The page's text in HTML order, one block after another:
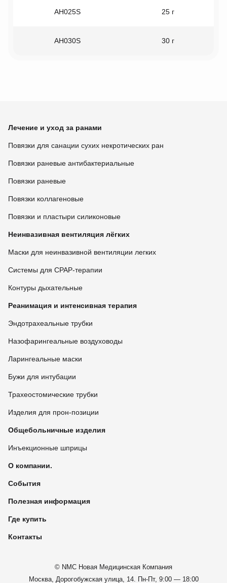
AH025S 25 г
AH030S 30 г
Лечение и уход за ранами
Повязки для санации сухих некротических ран
Повязки раневые антибактериальные
Повязки раневые
Повязки коллагеновые
Повязки и пластыри силиконовые
Неинвазивная вентиляция лёгких
Маски для неинвазивной вентиляции легких
Системы для CPAP-терапии
Контуры дыхательные
Реанимация и интенсивная терапия
Эндотрахеальные трубки
Назофарингеальные воздуховоды
Ларингеальные маски
Бужи для интубации
Трахеостомические трубки
Изделия для прон-позиции
Общебольничные изделия
Инъекционные шприцы
О компании.
События
Полезная информация
Где купить
Контакты
© NMC Новая Медицинская Компания
Москва, Дорогобужская улица, 14. Пн-Пт, 9:00 — 18:00